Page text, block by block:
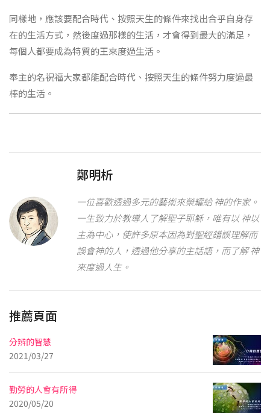
同樣地，應該要配合時代、按照天生的條件來找出合乎自身存
在的生活方式，然後度過那樣的生活，才會得到最大的滿足，
每個人都要成為特質的王來度過生活。
奉主的名祝福大家都能配合時代、按照天生的條件努力度過最
棒的生活。
鄭明析
一位喜歡透過多元的藝術來榮耀給 神的作家。
一生致力於教導人了解聖子耶穌，唯有以 神以
主為中心，使許多原本因為對聖經錯誤理解而
誤會神的人，透過他分享的主話語，而了解 神
來度過人生。
推薦頁面
分辨的智慧
2021/03/27
勤勞的人會有所得
2020/05/20